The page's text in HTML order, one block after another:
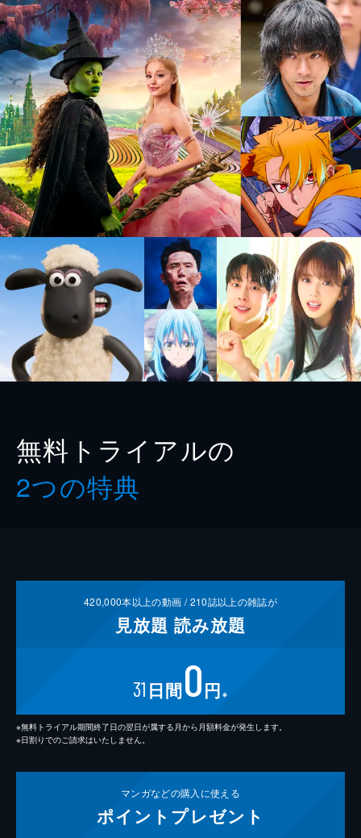
無料トライアルの
2つの特典
420,000本以上の動画 /210誌以上の雑誌が
見放題 読み放題
31 日間0円 ※
※無料トライアル期間終了日の翌日が属する月から月額料金が発生します。
※日割りでのご請求はいたしません。
マンガなどの購入に使える
ポイント プレゼント